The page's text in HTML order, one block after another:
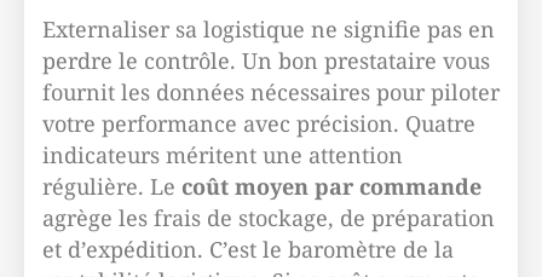
Externaliser sa logistique ne signifie pas en
perdre le contrôle. Un bon prestataire vous
fournit les données nécessaires pour piloter
votre performance avec précision. Quatre
indicateurs méritent une attention
régulière. Le coût moyen par commande
agrège les frais de stockage, de préparation
et d’expédition. C’est le baromètre de la